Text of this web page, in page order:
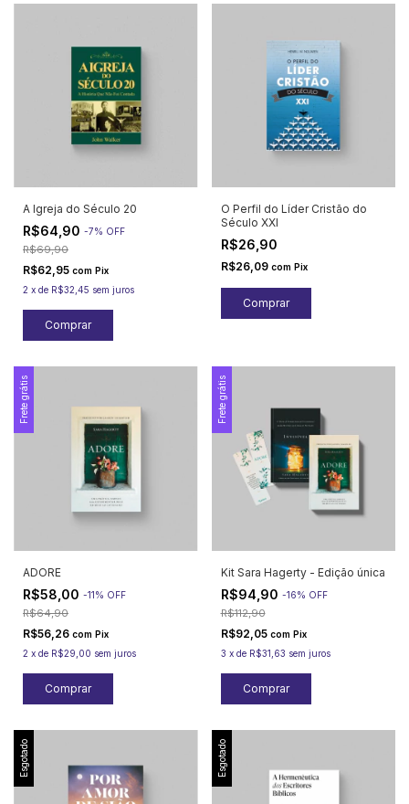
A Igreja do Século 20
R$64,90 -7% OFF
R$69,90
R$62,95 com Pix
2 x de R$32,45 sem juros
O Perfil do Líder Cristão do
Século XXI
R$26,90
R$26,09 com Pix
Frete grátis
ADORE
R$58,00 -11% OFF
R$64,90
R$56,26 com Pix
2 x de R$29,00 sem juros
Frete grátis
Kit Sara Hagerty - Edição única
R$94,90 -16% OFF
R$112,90
R$92,05 com Pix
3 x de R$31,63 sem juros
Esgotado Esgotado